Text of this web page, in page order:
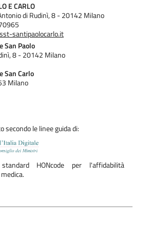
E CARLO
di Rudinì, 8 - 20142 Milano
santipaolocarlo.it
San Paolo
8 - 20142 Milano
San Carlo
Milano
secondo le linee guida di:
HONcode per l'affidabilità